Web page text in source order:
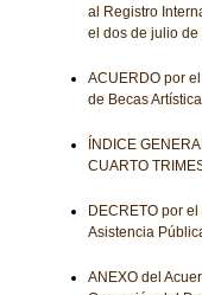
al Registro
el dos de julio
ACUERDO por
de Becas
ÍNDICE
CUARTO
DECRETO por
Asistencia
ANEXO del